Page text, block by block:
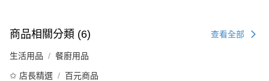
商品相關分類 (6) 查看全部
生活用品 餐廚用品
✩ 店長精選 百元商品